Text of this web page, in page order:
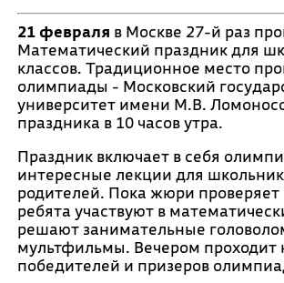
21 февраля в Москве 27-й раз
Математический праздник для
классов. Традиционное место
олимпиады - Московский
университет имени М.В.
праздника в 10 часов утра.
Праздник включает в себя
интересные лекции для
родителей. Пока жюри проверяет
ребята участвуют в
решают занимательные
мультфильмы. Вечером проходит
победителей и призеров